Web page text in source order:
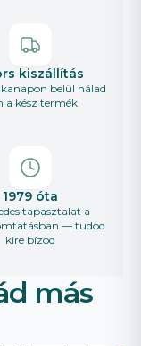
kiszállítás
belül nálad
a kész termék
1979 óta
tapasztalat a
— tudod
kire bízod
más